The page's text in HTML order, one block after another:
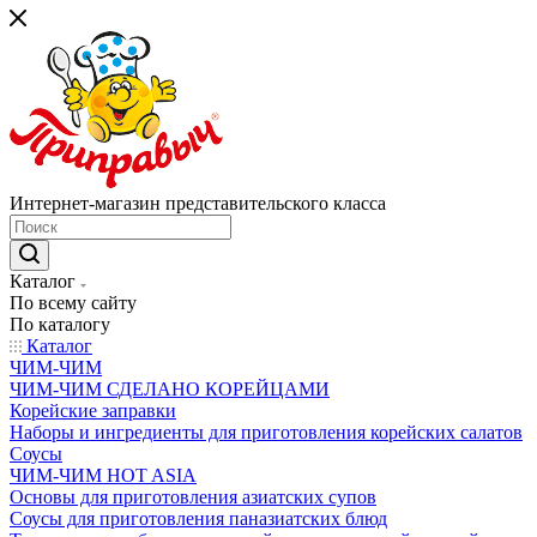
Интернет-магазин представительского класса
Каталог
По всему сайту
По каталогу
Каталог
ЧИМ-ЧИМ
ЧИМ-ЧИМ СДЕЛАНО КОРЕЙЦАМИ
Корейские заправки
Наборы и ингредиенты для приготовления корейских салатов
Соусы
ЧИМ-ЧИМ HOT ASIA
Основы для приготовления азиатских супов
Соусы для приготовления паназиатских блюд